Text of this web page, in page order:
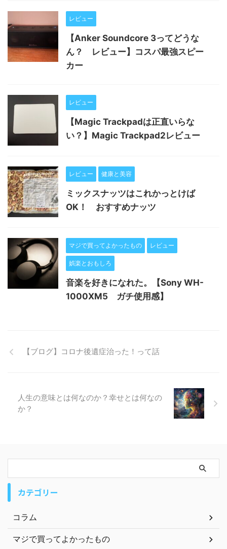
レビュー
【Anker Soundcore 3ってどうな
ん？ レビュー】コスパ最強スピー
カー
レビュー
【Magic Trackpadは正直いらな
い？】Magic Trackpad2レビュー
レビュー 健康と美容
ミックスナッツはこれかっとけば
OK！ おすすめナッツ
マジで買ってよかったもの レビュー
娯楽とおもしろ
音楽を好きになれた。【Sony WH-
1000XM5 ガチ使用感】
【ブログ】コロナ後遺症治った！って話
人生の意味とは何なのか？幸せとは何なの
か？
カテゴリー
コラム
マジで買ってよかったもの